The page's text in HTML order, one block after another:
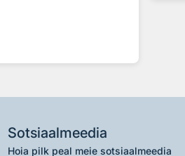
Sotsiaalmeedia
Hoia pilk peal meie sotsiaalmeedia